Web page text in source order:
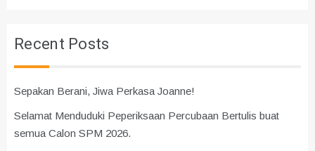
Recent Posts
Sepakan Berani, Jiwa Perkasa Joanne!
Selamat Menduduki Peperiksaan Percubaan Bertulis buat
semua Calon SPM 2026.